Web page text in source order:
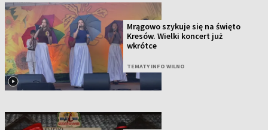
Mrągowo szykuje się na święto
Kresów. Wielki koncert już
wkrótce
TEMATY INFO WILNO